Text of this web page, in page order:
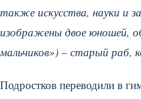
также искусства, науки и
изображены двое юношей,
мальчиков») – старый раб,
Подростков переводили в